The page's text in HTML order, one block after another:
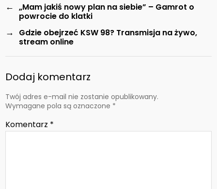
← „Mam jakiś nowy plan na siebie” – Gamrot o
powrocie do klatki
→
Gdzie obejrzeć KSW 98? Transmisja na żywo,
stream online
Dodaj komentarz
Twój adres e-mail nie zostanie opublikowany.
Wymagane pola są oznaczone *
Komentarz *